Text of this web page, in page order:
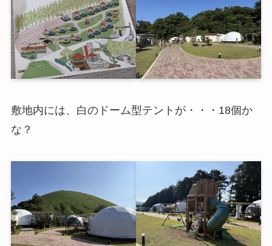
敷地内には、白のドーム型テントが・・・18個か
な？